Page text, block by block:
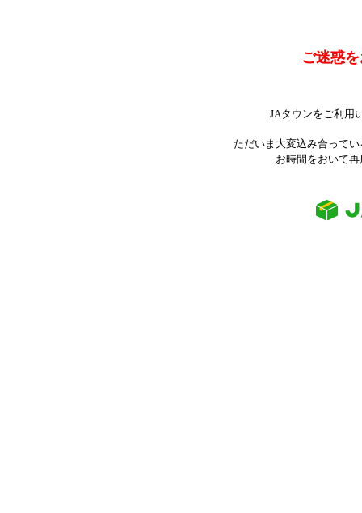
ご迷惑
JAタウンをご利用
ただいま大変込み合って
お時間をおいて